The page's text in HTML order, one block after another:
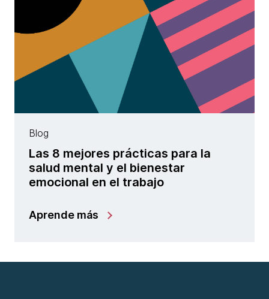
Blog
Las 8 mejores prácticas para la
salud mental y el bienestar
emocional en el trabajo
Aprende más